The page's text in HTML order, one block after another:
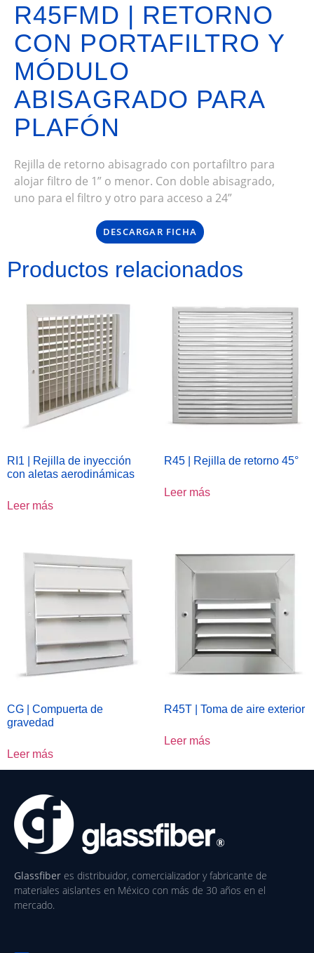
R45FMD | RETORNO
CON PORTAFILTRO Y
MÓDULO
ABISAGRADO PARA
PLAFÓN
Rejilla de retorno abisagrado con portafiltro para
alojar filtro de 1” o menor. Con doble abisagrado,
uno para el filtro y otro para acceso a 24”
DESCARGAR FICHA
Productos relacionados
RI1 | Rejilla de inyección
con aletas aerodinámicas
Leer más
R45 | Rejilla de retorno 45°
Leer más
CG | Compuerta de
gravedad
Leer más
R45T | Toma de aire exterior
Leer más
Glassfiber es distribuidor, comercializador y fabricante de
materiales aislantes en México con más de 30 años en el
mercado.